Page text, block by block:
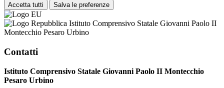
Accetta tutti Salva le preferenze
Istituto Comprensivo Statale Giovanni Paolo II
Montecchio Pesaro Urbino
Contatti
Istituto Comprensivo Statale Giovanni Paolo II Montecchio
Pesaro Urbino